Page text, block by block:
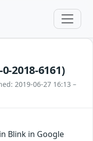
0-2018-6161)
2019-06-27 16:13 –
Blink in Google